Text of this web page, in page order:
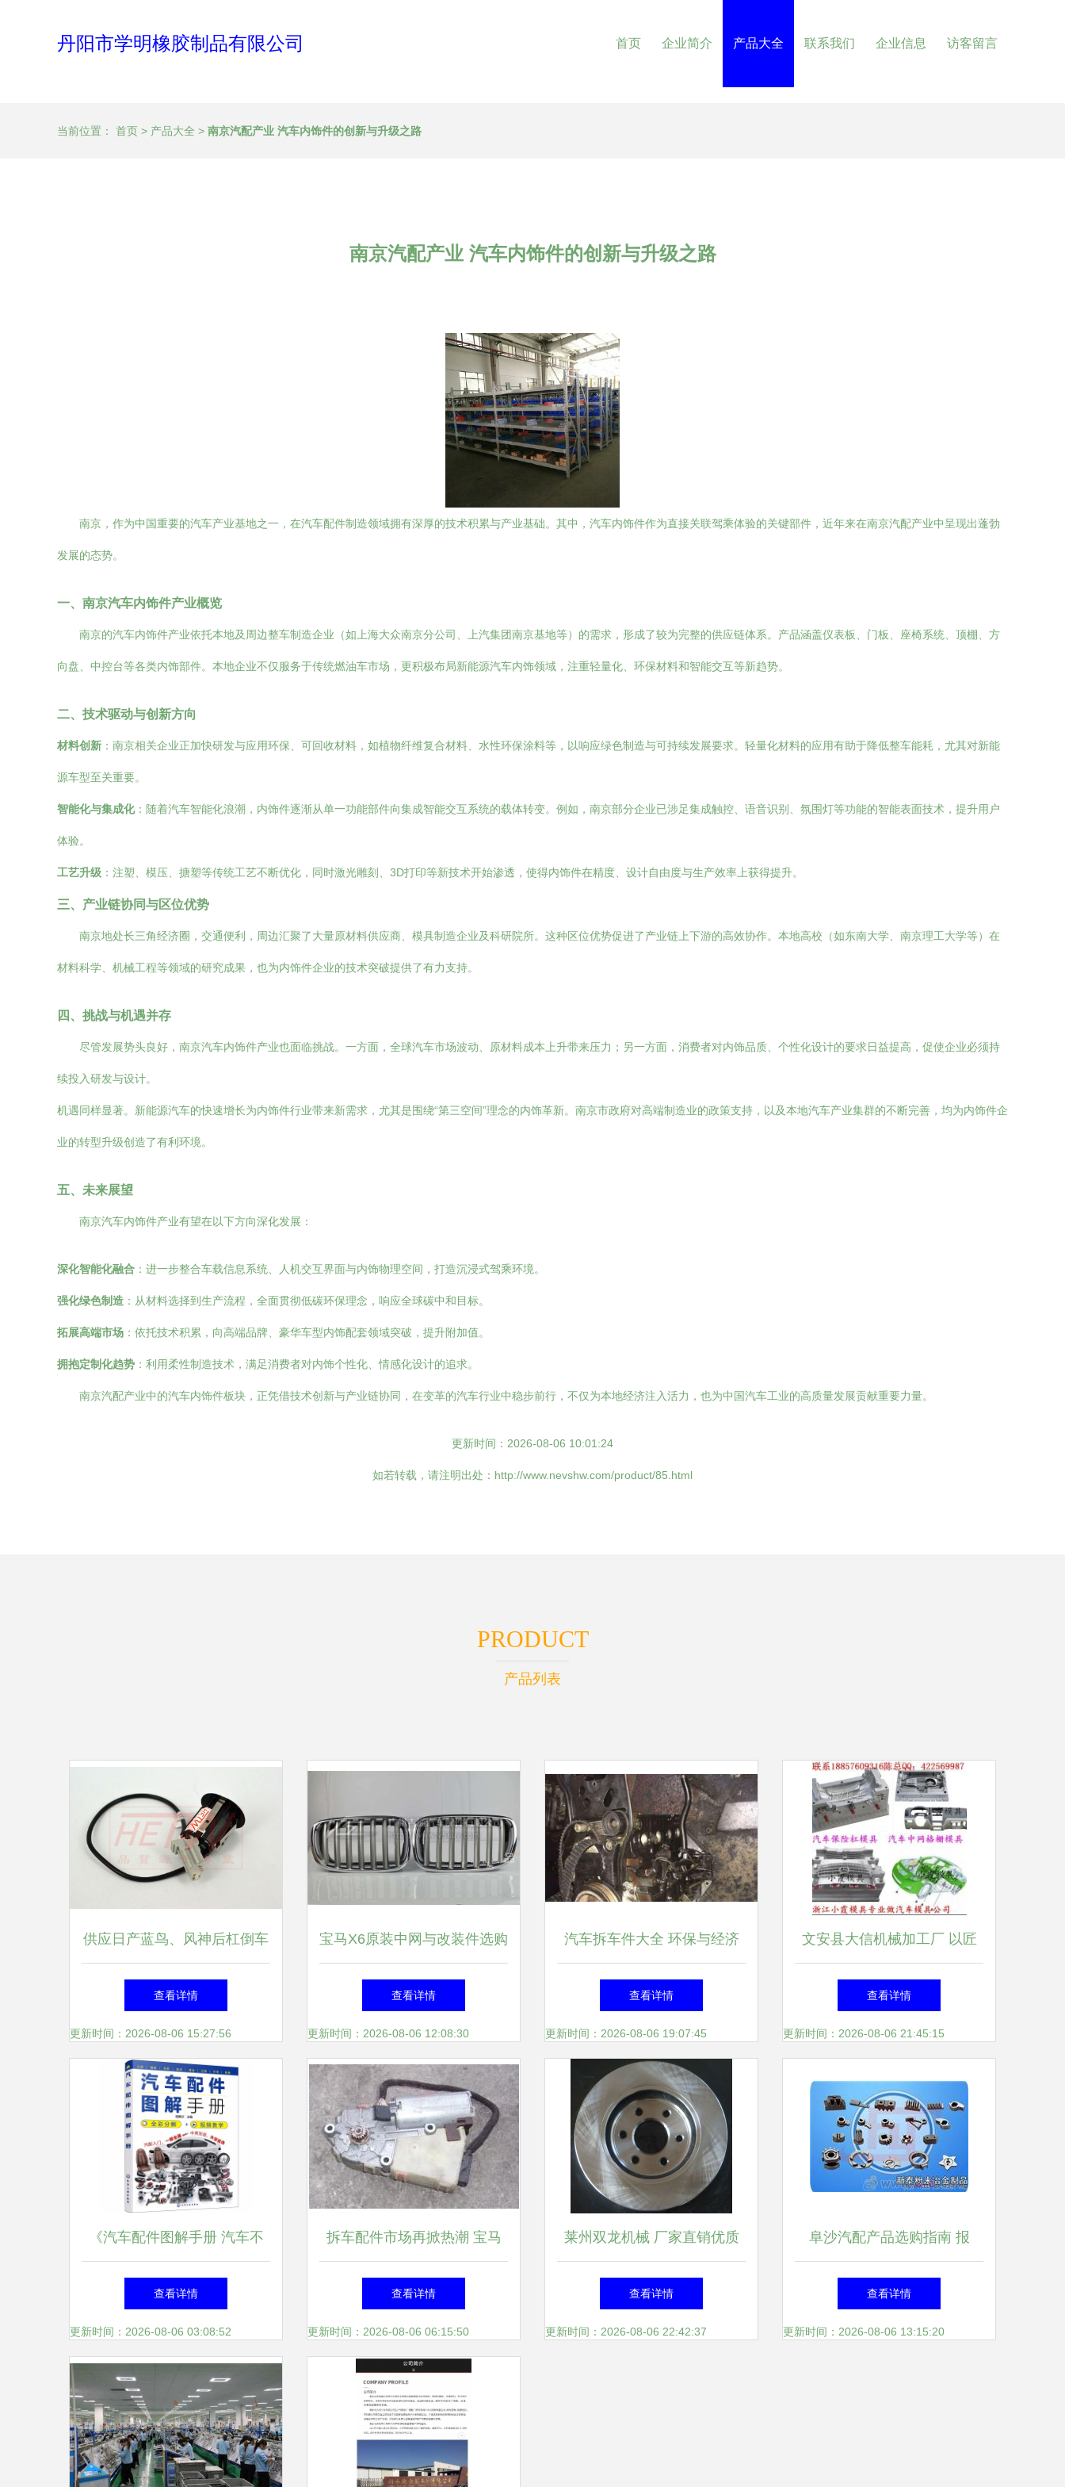
丹阳市学明橡胶制品有限公司 首页 企业简介 产品大全 联系我们 企业信息 访客留言
当前位置： 首页 > 产品大全 > 南京汽配产业 汽车内饰件的创新与升级之路
南京汽配产业 汽车内饰件的创新与升级之路
南京，作为中国重要的汽车产业基地之一，在汽车配件制造领域拥有深厚的技术积累与产业基础。其中，汽车内饰件作为直接关联驾乘体验的关键部件，近年来在南京汽配产业中呈现出蓬勃
发展的态势。
一、南京汽车内饰件产业概览
南京的汽车内饰件产业依托本地及周边整车制造企业（如上海大众南京分公司、上汽集团南京基地等）的需求，形成了较为完整的供应链体系。产品涵盖仪表板、门板、座椅系统、顶棚、方
向盘、中控台等各类内饰部件。本地企业不仅服务于传统燃油车市场，更积极布局新能源汽车内饰领域，注重轻量化、环保材料和智能交互等新趋势。
二、技术驱动与创新方向
材料创新 ：南京相关企业正加快研发与应用环保、可回收材料，如植物纤维复合材料、水性环保涂料等，以响应绿色制造与可持续发展要求。轻量化材料的应用有助于降低整车能耗，尤其对新能
源车型至关重要。
智能化与集成化：随着汽车智能化浪潮，内饰件逐渐从单一功能部件向集成智能交互系统的载体转变。例如，南京部分企业已涉足集成触控、语音识别、氛围灯等功能的智能表面技术，提升用户
体验。
工艺升级 ：注塑、模压、搪塑等传统工艺不断优化，同时激光雕刻、3D打印等新技术开始渗透，使得内饰件在精度、设计自由度与生产效率上获得提升。
三、产业链协同与区位优势
南京地处长三角经济圈，交通便利，周边汇聚了大量原材料供应商、模具制造企业及科研院所。这种区位优势促进了产业链上下游的高效协作。本地高校（如东南大学、南京理工大学等）在
材料科学、机械工程等领域的研究成果，也为内饰件企业的技术突破提供了有力支持。
四、挑战与机遇并存
尽管发展势头良好，南京汽车内饰件产业也面临挑战。一方面，全球汽车市场波动、原材料成本上升带来压力；另一方面，消费者对内饰品质、个性化设计的要求日益提高，促使企业必须持
续投入研发与设计。
机遇同样显著。新能源汽车的快速增长为内饰件行业带来新需求，尤其是围绕“第三空间”理念的内饰革新。南京市政府对高端制造业的政策支持，以及本地汽车产业集群的不断完善，均为内饰件企
业的转型升级创造了有利环境。
五、未来展望
南京汽车内饰件产业有望在以下方向深化发展：
深化智能化融合 ：进一步整合车载信息系统、人机交互界面与内饰物理空间，打造沉浸式驾乘环境。
强化绿色制造 ：从材料选择到生产流程，全面贯彻低碳环保理念，响应全球碳中和目标。
拓展高端市场 ：依托技术积累，向高端品牌、豪华车型内饰配套领域突破，提升附加值。
拥抱定制化趋势 ：利用柔性制造技术，满足消费者对内饰个性化、情感化设计的追求。
南京汽配产业中的汽车内饰件板块，正凭借技术创新与产业链协同，在变革的汽车行业中稳步前行，不仅为本地经济注入活力，也为中国汽车工业的高质量发展贡献重要力量。
更新时间：2026-08-06 10:01:24
如若转载，请注明出处：http://www.nevshw.com/product/85.html
PRODUCT
产品列表
供应日产蓝鸟、风神后杠倒车
电眼25994-5E9K7超声波传感
器 - 供应日产蓝鸟、风神后杠
倒车电眼25994-5E9K7超声波
传感器厂家 - 供应日产蓝鸟、
风神后杠倒车电眼25994-
查看详情
更新时间：2026-08-06 15:27:56
宝马X6原装中网与改装件选购
指南 价格、图片及厂家全解
读
查看详情
更新时间：2026-08-06 12:08:30
汽车拆车件大全 环保与经济
的智慧选择，内饰件更显格调
查看详情
更新时间：2026-08-06 19:07:45
文安县大信机械加工厂 以匠
心锻造汽车配件品质未来
查看详情
更新时间：2026-08-06 21:45:15
《汽车配件图解手册 汽车不
神秘》—— 一张图揭秘汽车
内核的机械美感
查看详情
更新时间：2026-08-06 03:08:52
拆车配件市场再掀热潮 宝马
与雷诺车型内饰件需求激增
查看详情
更新时间：2026-08-06 06:15:50
莱州双龙机械 厂家直销优质
尼桑刹车盘刹车鼓，品质与价
格的双重保障
查看详情
更新时间：2026-08-06 22:42:37
阜沙汽配产品选购指南 报
价、批发与市场解析
查看详情
更新时间：2026-08-06 13:15:20